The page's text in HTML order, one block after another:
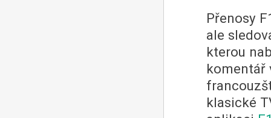
Přenosy
ale
kterou
komentář
klasické